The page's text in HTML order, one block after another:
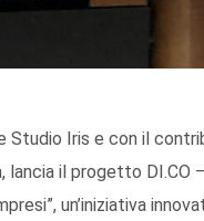
Studio Iris e con il
il progetto DI.CO
un’iniziativa